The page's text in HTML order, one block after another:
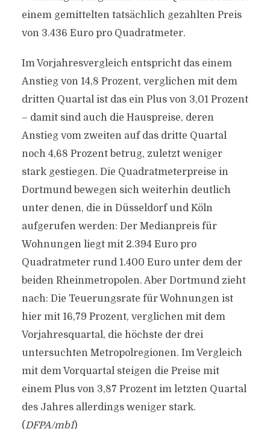
einem gemittelten tatsächlich gezahlten Preis
von 3.436 Euro pro Quadratmeter.
Im Vorjahresvergleich entspricht das einem
Anstieg von 14,8 Prozent, verglichen mit dem
dritten Quartal ist das ein Plus von 3,01 Prozent
– damit sind auch die Hauspreise, deren
Anstieg vom zweiten auf das dritte Quartal
noch 4,68 Prozent betrug, zuletzt weniger
stark gestiegen. Die Quadratmeterpreise in
Dortmund bewegen sich weiterhin deutlich
unter denen, die in Düsseldorf und Köln
aufgerufen werden: Der Medianpreis für
Wohnungen liegt mit 2.394 Euro pro
Quadratmeter rund 1.400 Euro unter dem der
beiden Rheinmetropolen. Aber Dortmund zieht
nach: Die Teuerungsrate für Wohnungen ist
hier mit 16,79 Prozent, verglichen mit dem
Vorjahresquartal, die höchste der drei
untersuchten Metropolregionen. Im Vergleich
mit dem Vorquartal steigen die Preise mit
einem Plus von 3,87 Prozent im letzten Quartal
des Jahres allerdings weniger stark.
(DFPA/mb1)